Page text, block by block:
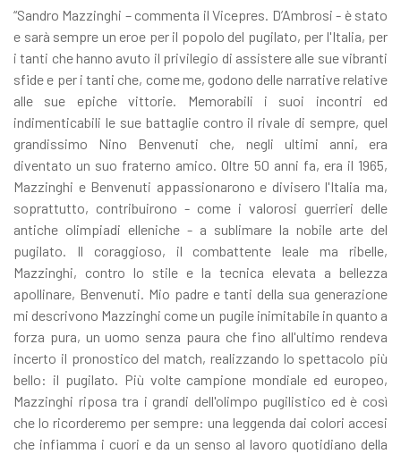
“Sandro Mazzinghi – commenta il Vicepres. D’Ambrosi - è stato
e sarà sempre un eroe per il popolo del pugilato, per l'Italia, per
i tanti che hanno avuto il privilegio di assistere alle sue vibranti
sfide e per i tanti che, come me, godono delle narrative relative
alle sue epiche vittorie. Memorabili i suoi incontri ed
indimenticabili le sue battaglie contro il rivale di sempre, quel
grandissimo Nino Benvenuti che, negli ultimi anni, era
diventato un suo fraterno amico. Oltre 50 anni fa, era il 1965,
Mazzinghi e Benvenuti appassionarono e divisero l'Italia ma,
soprattutto, contribuirono - come i valorosi guerrieri delle
antiche olimpiadi elleniche - a sublimare la nobile arte del
pugilato. Il coraggioso, il combattente leale ma ribelle,
Mazzinghi, contro lo stile e la tecnica elevata a bellezza
apollinare, Benvenuti. Mio padre e tanti della sua generazione
mi descrivono Mazzinghi come un pugile inimitabile in quanto a
forza pura, un uomo senza paura che fino all'ultimo rendeva
incerto il pronostico del match, realizzando lo spettacolo più
bello: il pugilato. Più volte campione mondiale ed europeo,
Mazzinghi riposa tra i grandi dell'olimpo pugilistico ed è così
che lo ricorderemo per sempre: una leggenda dai colori accesi
che infiamma i cuori e da un senso al lavoro quotidiano della